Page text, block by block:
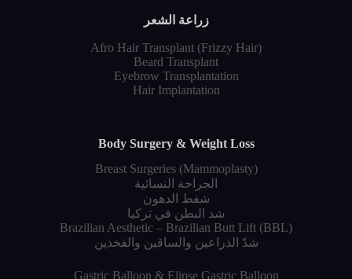
زراعة الشعر
Afro Hair Transplant (Frizzy Hair)
Beard Transplant
Eyebrow Transplantation
Hair Implantation
Body Surgery & Weight Loss
Breast Surgeries (Mammoplasty)
الجراحة النسائية
شفط الدهون
شد البطن في تركيا
Brazilian Aesthetic – Brazilian Butt Lift (BBL)
شدّ الذراعين والساقين والفخذين
Gastric Balloon & Elipse Gastric Balloon